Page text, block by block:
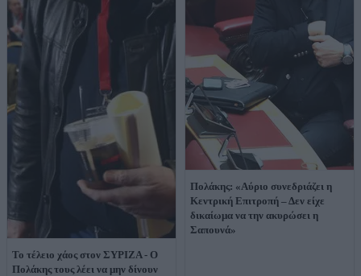
Το τέλειο χάος στον ΣΥΡΙΖΑ - Ο
Πολάκης τους λέει να μην δίνουν
Πολάκης: «Αύριο συνεδριάζει η
Κεντρική Επιτροπή – Δεν είχε
δικαίωμα να την ακυρώσει η
Σαπουνά»